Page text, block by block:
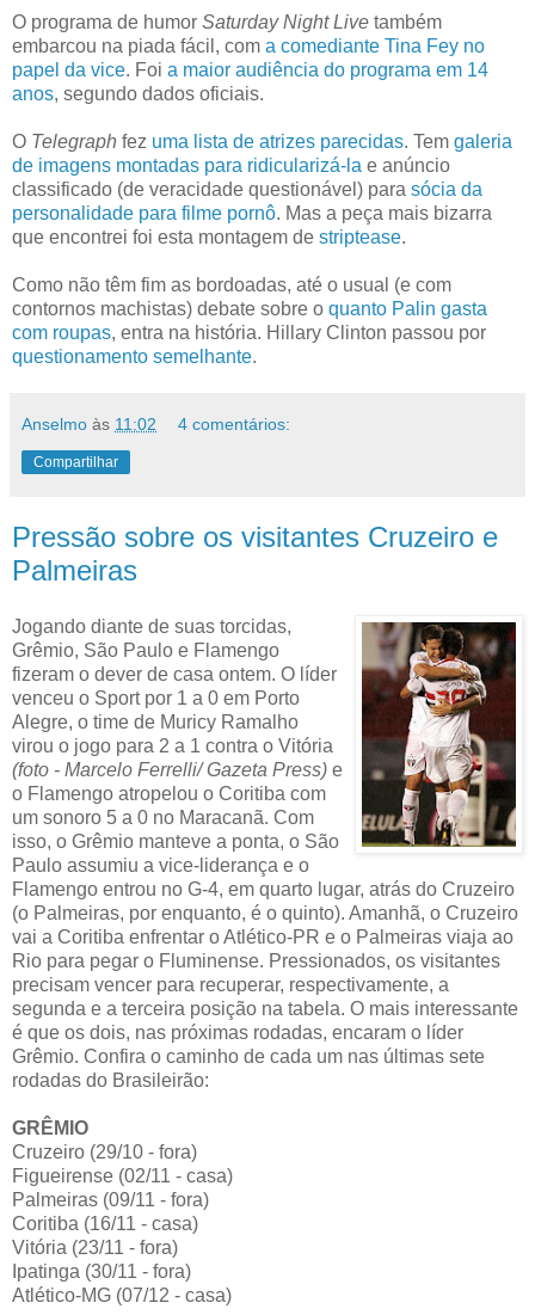
O programa de humor Saturday Night Live também
embarcou na piada fácil, com a comediante Tina Fey no
papel da vice. Foi a maior audiência do programa em 14
anos, segundo dados oficiais.
O Telegraph fez uma lista de atrizes parecidas. Tem galeria
de imagens montadas para ridicularizá-la e anúncio
classificado (de veracidade questionável) para sócia da
personalidade para filme pornô. Mas a peça mais bizarra
que encontrei foi esta montagem de striptease.
Como não têm fim as bordoadas, até o usual (e com
contornos machistas) debate sobre o quanto Palin gasta
com roupas, entra na história. Hillary Clinton passou por
questionamento semelhante.
Anselmo às 11:02 4 comentários:
Compartilhar
Pressão sobre os visitantes Cruzeiro e
Palmeiras
Jogando diante de suas torcidas,
Grêmio, São Paulo e Flamengo
fizeram o dever de casa ontem. O líder
venceu o Sport por 1 a 0 em Porto
Alegre, o time de Muricy Ramalho
virou o jogo para 2 a 1 contra o Vitória
(foto - Marcelo Ferrelli/ Gazeta Press) e
o Flamengo atropelou o Coritiba com
um sonoro 5 a 0 no Maracanã. Com
isso, o Grêmio manteve a ponta, o São
Paulo assumiu a vice-liderança e o
Flamengo entrou no G-4, em quarto lugar, atrás do Cruzeiro
(o Palmeiras, por enquanto, é o quinto). Amanhã, o Cruzeiro
vai a Coritiba enfrentar o Atlético-PR e o Palmeiras viaja ao
Rio para pegar o Fluminense. Pressionados, os visitantes
precisam vencer para recuperar, respectivamente, a
segunda e a terceira posição na tabela. O mais interessante
é que os dois, nas próximas rodadas, encaram o líder
Grêmio. Confira o caminho de cada um nas últimas sete
rodadas do Brasileirão:
GRÊMIO
Cruzeiro (29/10 - fora)
Figueirense (02/11 - casa)
Palmeiras (09/11 - fora)
Coritiba (16/11 - casa)
Vitória (23/11 - fora)
Ipatinga (30/11 - fora)
Atlético-MG (07/12 - casa)